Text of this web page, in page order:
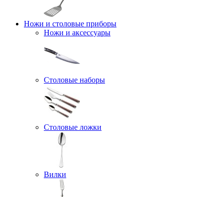
Ножи и столовые приборы
Ножи и аксессуары
Столовые наборы
Столовые ложки
Вилки